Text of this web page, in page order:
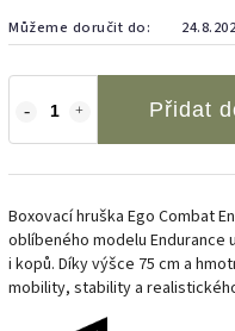
Můžeme doručit do:
Přidat
Boxovací hruška Ego Combat
oblíbeného modelu Endurance
i kopů. Díky výšce 75 cm a
mobility, stability a